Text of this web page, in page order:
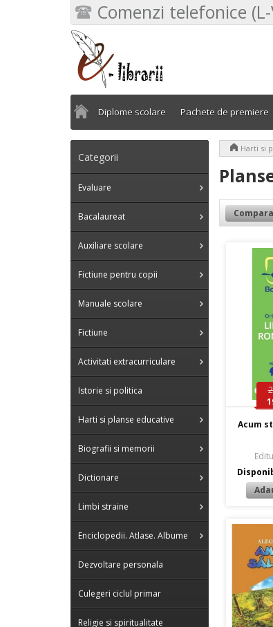
Comenzi telefonice
Diplome scolare Pachete de premiere
Categorii
Evaluare
Bacalaureat
Auxiliare scolare
Fictiune pentru copii
Manuale scolare
Fictiune
Activitati extracurriculare
Istorie si politica
Harti si planse educative
Biografii si memorii
Dictionare
Limbi straine
Enciclopedii. Atlase. Albume
Dezvoltare personala
Culegeri ciclul primar
Religie si spiritualitate
Harti si
Acum